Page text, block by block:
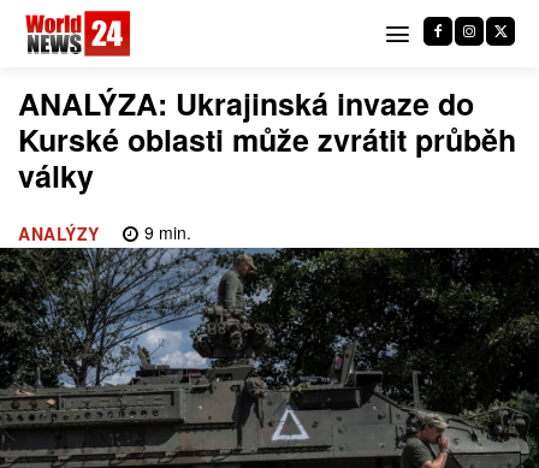
ANALÝZA: Ukrajinská invaze do
Kurské oblasti může zvrátit průběh
války
ANALÝZY 9min.